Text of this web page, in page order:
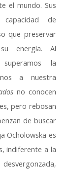
el mundo. Sus
de
que preservar
energía. Al
la
a nuestra
no conocen
pero rebosan
de buscar
Ocholowska es
indiferente a la